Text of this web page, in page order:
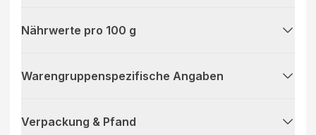
Nährwerte pro 100 g
Warengruppenspezifische Angaben
Verpackung & Pfand